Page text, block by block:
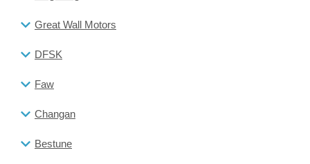
Great Wall Motors
DFSK
Faw
Changan
Bestune